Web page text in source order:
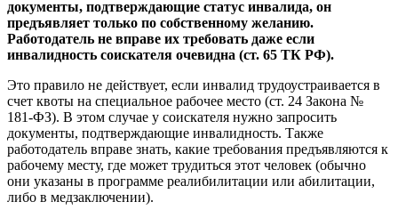
документы, подтверждающие статус инвалида, он
предъявляет только по собственному желанию.
Работодатель не вправе их требовать даже если
инвалидность соискателя очевидна (ст. 65 ТК РФ).
Это правило не действует, если инвалид трудоустраивается в
счет квоты на специальное рабочее место (ст. 24 Закона №
181-ФЗ). В этом случае у соискателя нужно запросить
документы, подтверждающие инвалидность. Также
работодатель вправе знать, какие требования предъявляются к
рабочему месту, где может трудиться этот человек (обычно
они указаны в программе реалибилитации или абилитации,
либо в медзаключении).